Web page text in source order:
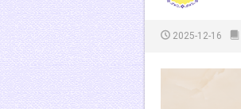
2025-12-16